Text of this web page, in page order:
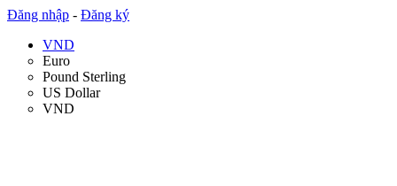
Đăng nhập - Đăng ký
VND
Euro
Pound Sterling
US Dollar
VND